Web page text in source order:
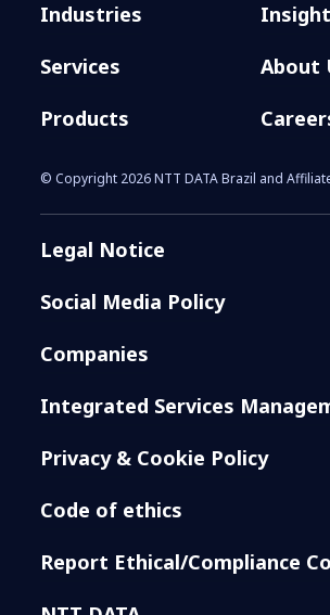
Industries
Services
Products
About
© Copyright 2026 NTT DATA Brazil and
Legal Notice
Social Media Policy
Companies
Integrated Services
Privacy & Cookie Policy
Code of ethics
Report Ethical/Compliance